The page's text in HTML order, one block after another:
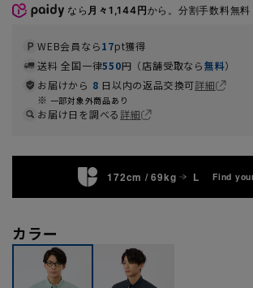
なら 月々1,144円から。分割手数料無料
WEB会員なら17pt獲得
送料 全国一律550円（店舗受取なら無料）
お届けから 8 日以内の返品交換可詳細
一部対象外商品あり
お届け日を調べる詳細
172cm / 69kg L Find
カラー